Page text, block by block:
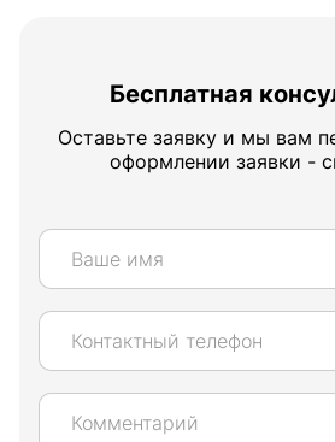
Бесплатная
Оставьте заявку и мы вам
оформлении заявки -